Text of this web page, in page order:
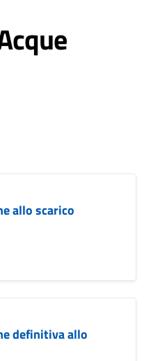
allo scarico
definitiva allo